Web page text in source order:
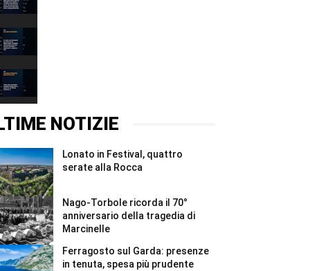
la
tempesta
NOTIZIE
Lonato in Festival, quattro
serate alla Rocca
Nago-Torbole ricorda il 70°
anniversario della tragedia di
Marcinelle
Ferragosto sul Garda: presenze
in tenuta, spesa più prudente